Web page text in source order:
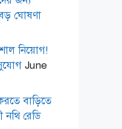
ঘোষণা
নিয়োগ!
June
বাড়িতে
রেডি